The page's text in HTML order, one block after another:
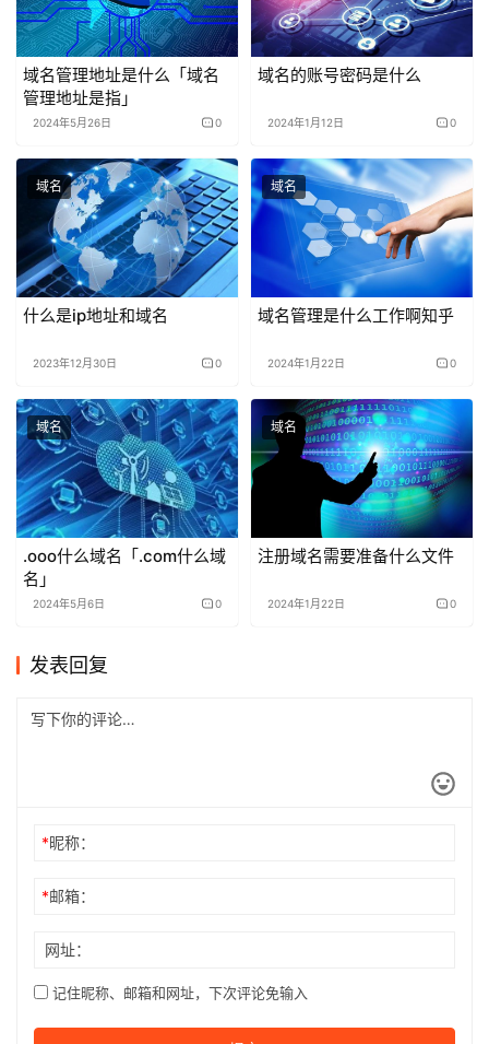
域名管理地址是什么「域名
管理地址是指」
2024年5月26日 0
域名的账号密码是什么
2024年1月12日 0
域名
什么是ip地址和域名
2023年12月30日 0
域名
域名管理是什么工作啊知乎
2024年1月22日 0
域名
.ooo什么域名「.com什么域
名」
2024年5月6日 0
域名
注册域名需要准备什么文件
2024年1月22日 0
发表回复
*昵称：
*邮箱：
网址：
记住昵称、邮箱和网址，下次评论免输入